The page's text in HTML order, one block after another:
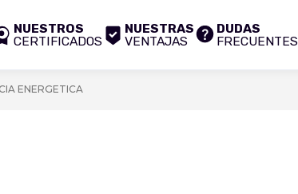
NUESTROS
CERTIFICADOS
NUESTRAS
VENTAJAS
DUDAS
FRECUENTES
ENERGETICA